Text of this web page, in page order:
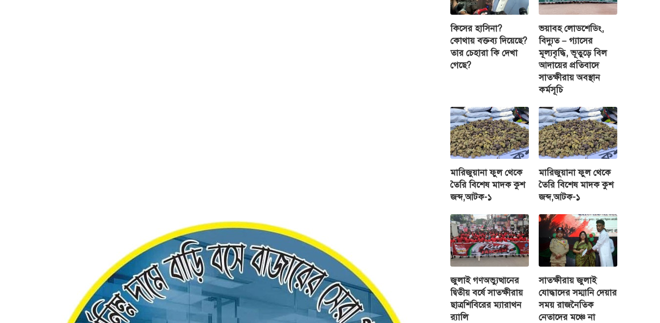
কিসের হাসিনা?
কোথায় বক্তব্য দিয়েছে?
তার চেহারা কি দেখা
গেছে?
ভয়াবহ লোডশেডিং,
বিদ্যুত – গ্যাসের
মূল্যবৃদ্ধি, ভূতুড়ে বিল
আদায়ের প্রতিবাদে
সাতক্ষীরায় অবস্থান
কর্মসূচি
মারিজুয়ানা ফুল থেকে
তৈরি বিশেষ মাদক কুশ
জব্দ,আটক-১
মারিজুয়ানা ফুল থেকে
তৈরি বিশেষ মাদক কুশ
জব্দ,আটক-১
জুলাই গণঅভ্যুত্থানের
দ্বিতীয় বর্ষে সাতক্ষীরায়
ছাত্রশিবিরের ম্যারাথন
র‌্যালি
সাতক্ষীরায় জুলাই
যোদ্ধাদের সম্মানি দেয়ার
সময় রাজনৈতিক
নেতাদের মঞ্চে না